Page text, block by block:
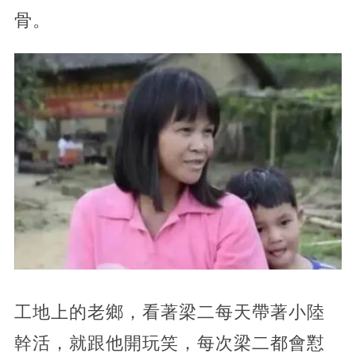
骨。
工地上的老鄉，看著梁二每天帶著小陸
幹活，就跟他開玩笑，每次梁二都會懟